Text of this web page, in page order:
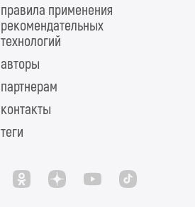
правила применения
рекомендательных
технологий
авторы
партнерам
контакты
теги